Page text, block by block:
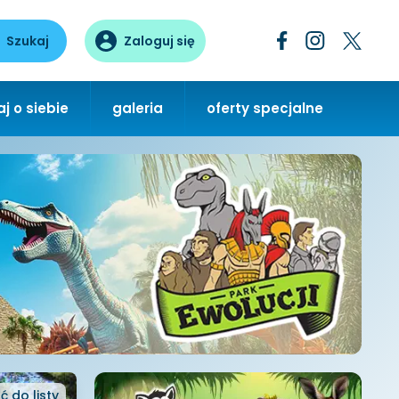
Szukaj Zaloguj się
o siebie galeria oferty specjalne
do listy